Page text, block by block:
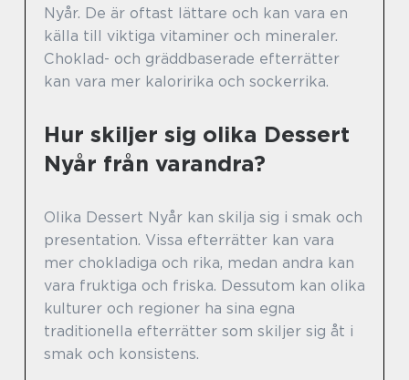
Nyår. De är oftast lättare och kan vara en
källa till viktiga vitaminer och mineraler.
Choklad- och gräddbaserade efterrätter
kan vara mer kaloririka och sockerrika.
Hur skiljer sig olika Dessert
Nyår från varandra?
Olika Dessert Nyår kan skilja sig i smak och
presentation. Vissa efterrätter kan vara
mer chokladiga och rika, medan andra kan
vara fruktiga och friska. Dessutom kan olika
kulturer och regioner ha sina egna
traditionella efterrätter som skiljer sig åt i
smak och konsistens.